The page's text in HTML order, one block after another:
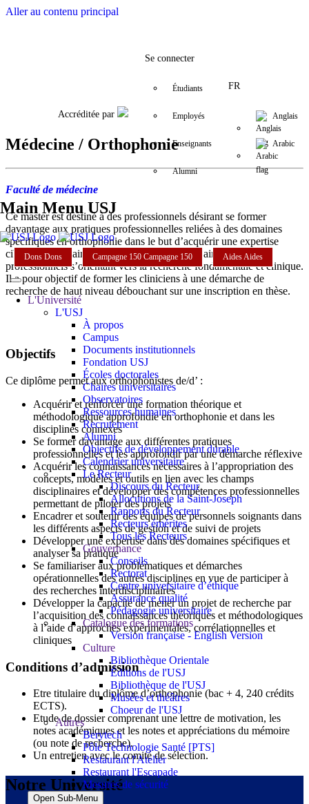
Aller au contenu principal
Facebook
Accréditée par
Se connecter
Étudiants
Employés
Enseignants
Alumni
FR
Anglais
Arabic
Main Menu USJ
Dons Dons Campagne 150 Campagne 150 AidesAides
L'Université
L'USJ
À propos
Campus
Documents institutionnels
Fondation USJ
Écoles doctorales
Chaires universitaires
Observatoires
Ressources humaines
Recrutement
Alumni
Objectifs de développement durable
Calendrier universitaire
Le Recteur
Discours du Recteur
Allocutions de la Saint-Joseph
Rapports du Recteur
Recteurs émérites
Tous les Recteurs
Gouvernance
Conseils
Rectorat
Centre universitaire d’éthique
Assurance qualité
Pédagogie universitaire
Catalogue des formations
Version française - English Version
Culture
Bibliothèque Orientale
Éditions de l'USJ
Bibliothèque de l'USJ
Musées et théâtres
Choeur de l'USJ
Autres
Berytech
Pôle Technologie Santé [PTS]
Restaurant l'Atelier
Restaurant l'Escapade
Mesures de sécurité
Open Sub-Menu
Médecine / Orthophonie
Faculté de médecine
Ce master est destiné à des professionnels désirant se former
davantage aux pratiques professionnelles reliées à des domaines
spécifiques en orthophonie dans le but d’acquérir une expertise
ciblée dans certains secteurs de la profession, ainsi qu’aux
professionnels s’orientant vers la recherche fondamentale et clinique.
Il a pour objectif de former les cliniciens à une démarche de
recherche de haut niveau débouchant sur une inscription en thèse.
Objectifs
Ce diplôme permet aux orthophonistes de/d’ :
Acquérir et renforcer une formation théorique et
méthodologique approfondie en orthophonie et dans les
disciplines connexes
Se former davantage aux différentes pratiques
professionnelles et les approfondir par une démarche réflexive
Acquérir les connaissances nécessaires à l’appropriation des
concepts, modèles et outils en lien avec les champs
disciplinaires et développer des compétences professionnelles
permettant de piloter des projets
Encadrer et soutenir des équipes de personnels soignants dans
les différents aspects de gestion et de suivi de projets
Développer une expertise dans des domaines spécifiques et
analyser sa pratique
Se familiariser aux problématiques et démarches
opérationnelles des autres disciplines en vue de participer à
des recherches interdisciplinaires
Développer la capacité de mener un projet de recherche par
l’acquisition des connaissances théoriques et méthodologiques
à l’aide d’approches expérimentales, corrélationnelles et
cliniques
Conditions d’admission
Etre titulaire du diplôme d’orthophonie (bac + 4, 240 crédits
ECTS).
Etude de dossier comprenant une lettre de motivation, les
notes académiques et les notes et appréciations du mémoire
(ou note de recherche).
Un entretien avec le comité de sélection.
Notre Université